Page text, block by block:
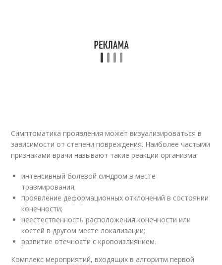
Симптоматика проявления может визуализироваться в
зависимости от степени повреждения. Наиболее частыми
признаками врачи называют такие реакции организма:
интенсивный болевой синдром в месте
травмирования;
проявление деформационных отклонений в состоянии
конечности;
неестественность расположения конечности или
костей в другом месте локализации;
развитие отечности с кровоизлиянием.
Комплекс мероприятий, входящих в алгоритм первой